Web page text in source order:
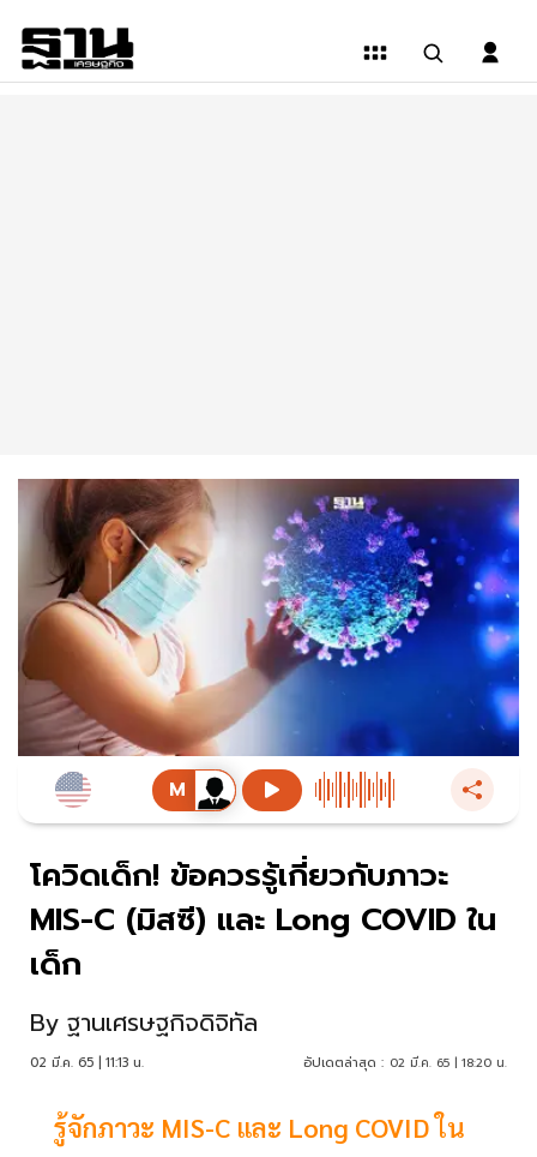
โควิดเด็ก! ข้อควรรู้เกี่ยวกับภาวะ
MIS-C (มิสซี) และ Long COVID ใน
เด็ก
By ฐานเศรษฐกิจดิจิทัล
02 มี.ค. 65 | 11:13 น. อัปเดตล่าสุด : 02 มี.ค. 65 | 18:20 น.
รู้จักภาวะ MIS-C และ Long COVID ใน